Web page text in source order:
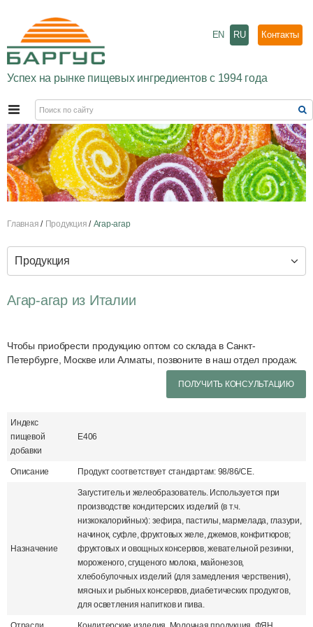
Успех на рынке пищевых ингредиентов с 1994 года
EN RU Контакты
Главная Продукция Агар-агар
Продукция
Агар-агар из Италии
Чтобы приобрести продукцию оптом со склада в Санкт-
Петербурге, Москве или Алматы, позвоните в наш отдел продаж.
ПОЛУЧИТЬ КОНСУЛЬТАЦИЮ
Индекс
пищевой
добавки
Е406
Описание Продукт соответствует стандартам: 98/86/CE.
Назначение
Загуститель и желеобразователь. Используется при
производстве кондитерских изделий (в т.ч.
низкокалорийных): зефира, пастилы, мармелада, глазури,
начинок, суфле, фруктовых желе, джемов, конфитюров;
фруктовых и овощных консервов, жевательной резинки,
мороженого, сгущеного молока, майонезов,
хлебобулочных изделий (для замедления черствения),
мясных и рыбных консервов, диабетических продуктов,
для осветления напитков и пива.